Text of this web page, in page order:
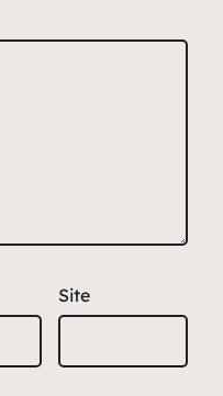
Site